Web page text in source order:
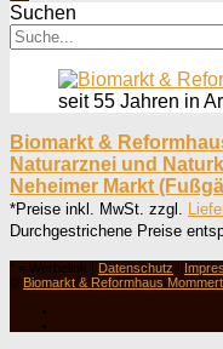
Suchen
seit 55 Jahren in
Biomarkt &
Naturarznei und
Neheimer Markt
*Preise inkl. MwSt. zzgl.
Durchgestrichene Preise
° = Werbelink | Datenschutz |
© Biomarkt & Reformhaus